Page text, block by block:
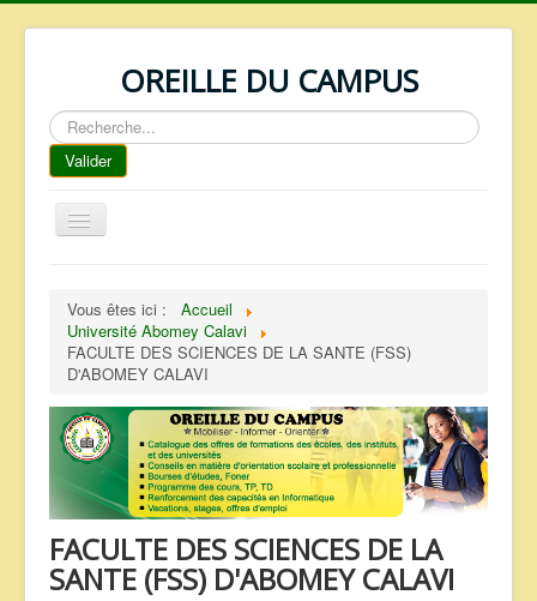
OREILLE DU CAMPUS
Rechercher
Valider
Basculer
la
REPERTOIRE
QUI SOMMES NOUS ?
NOS SERVICES
FAQ
CONTACTS
TELECHARGEMENTS
ANNONCES
Vous êtes ici :
Accueil
Université Abomey Calavi
FACULTE DES SCIENCES DE LA SANTE (FSS)
D'ABOMEY CALAVI
FACULTE DES SCIENCES DE LA
SANTE (FSS) D'ABOMEY CALAVI